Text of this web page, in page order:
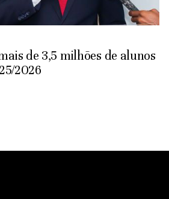
de 3,5 milhões de alunos
2026